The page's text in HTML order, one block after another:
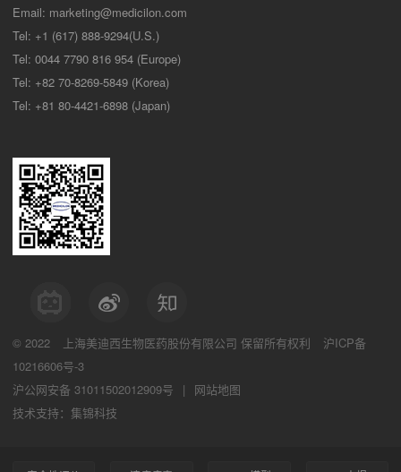
Email: marketing@medicilon.com
Tel: +1 (617) 888-9294(U.S.)
Tel: 0044 7790 816 954 (Europe)
Tel: +82 70-8269-5849 (Korea)
Tel: +81 80-4421-6898 (Japan)
© 2022 上海美迪西生物医药股份有限公司 保留所有权利
沪ICP备
10216606号-3
沪公网安备 31011502012909号
|
网站地图
技术支持：集锦科技